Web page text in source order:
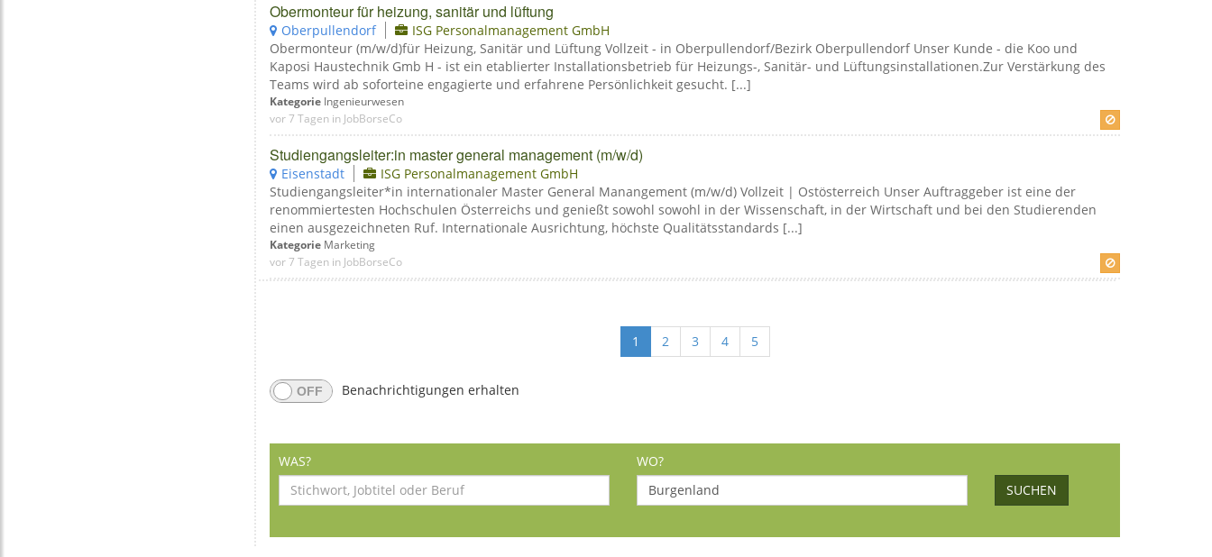
Obermonteur für heizung, sanitär und lüftung
Oberpullendorf
ISG Personalmanagement GmbH
Obermonteur (m/w/d)für Heizung, Sanitär und Lüftung Vollzeit - in Oberpullendorf/Bezirk Oberpullendorf Unser Kunde - die Koo und
Kaposi Haustechnik Gmb H - ist ein etablierter Installationsbetrieb für Heizungs-, Sanitär- und Lüftungsinstallationen.Zur Verstärkung des
Teams wird ab soforteine engagierte und erfahrene Persönlichkeit gesucht. [...]
Kategorie Ingenieurwesen
vor 7 Tagen in JobBorseCo
Studiengangsleiter:in master general management (m/w/d)
Eisenstadt
ISG Personalmanagement GmbH
Studiengangsleiter*in internationaler Master General Manangement (m/w/d) Vollzeit | Ostösterreich Unser Auftraggeber ist eine der
renommiertesten Hochschulen Österreichs und genießt sowohl sowohl in der Wissenschaft, in der Wirtschaft und bei den Studierenden
einen ausgezeichneten Ruf. Internationale Ausrichtung, höchste Qualitätsstandards [...]
Kategorie Marketing
vor 7 Tagen in JobBorseCo
1 2 3 4 5
Benachrichtigungen erhalten
WAS?
WO?
SUCHEN